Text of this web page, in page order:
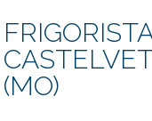
(MO)